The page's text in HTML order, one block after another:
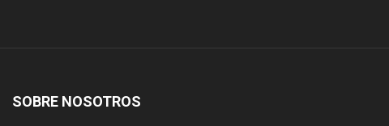
SOBRE NOSOTROS